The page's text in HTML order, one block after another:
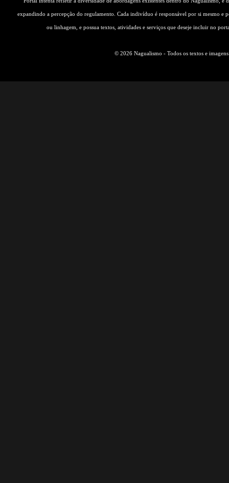
expandindo a percepção do regulamento. Cada indivíduo é responsável por si mesmo
ou linhagem, e possua textos, atividades e serviços que deseje incluir no
© 2026 Nagualismo - Todos os textos e